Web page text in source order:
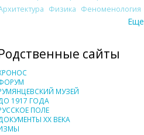
Физика Феноменология
Еще
сайты
МУЗЕЙ
1917 ГОДА
ПОЛЕ
XX ВЕКА